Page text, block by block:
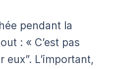
pendant la
: « C’est pas
eux”. L’important,